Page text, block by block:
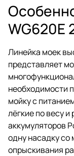
WG620E
Линейка моек
представляет
необходимости
мойку с
лёгкие по весу
аккумуляторов
одну насадку
опрыскивания